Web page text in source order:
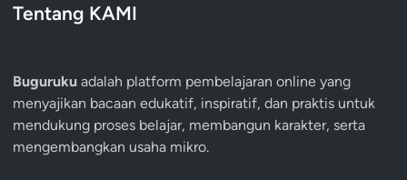
Tentang KAMI
Buguruku adalah platform pembelajaran online yang
menyajikan bacaan edukatif, inspiratif, dan praktis untuk
mendukung proses belajar, membangun karakter, serta
mengembangkan usaha mikro.